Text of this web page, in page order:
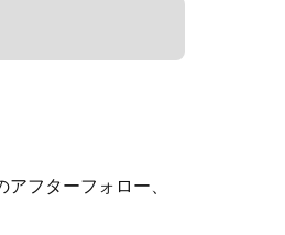
フターフォロー、